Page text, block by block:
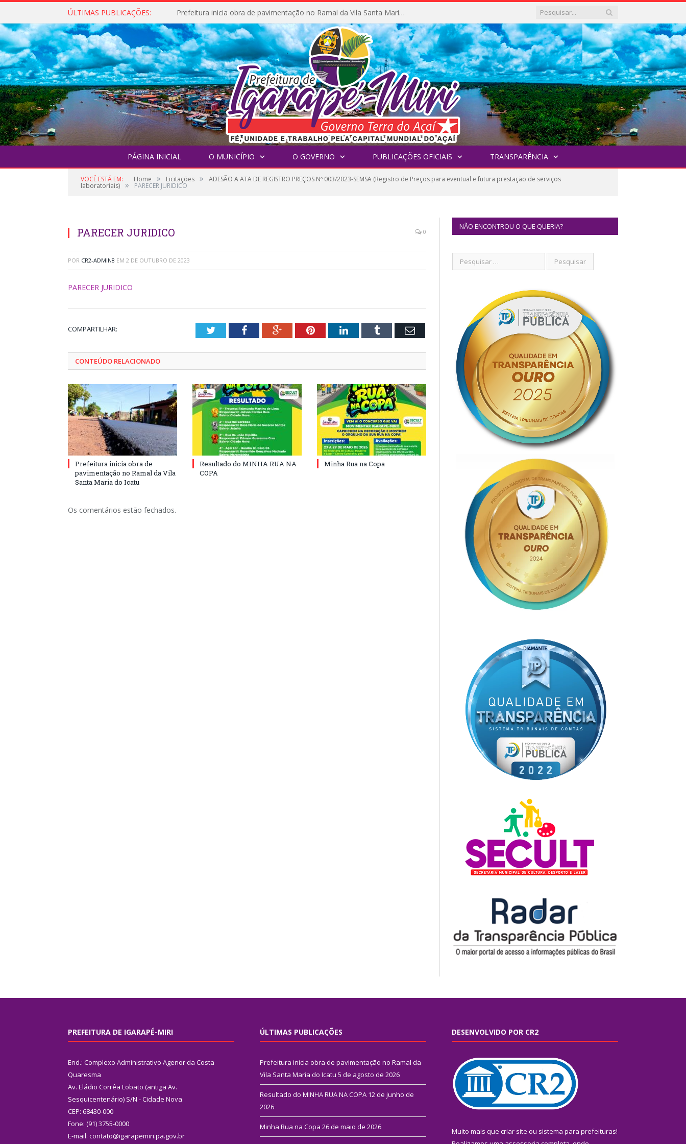
ÚLTIMAS PUBLICAÇÕES: Prefeitura inicia obra de pavimentação no Ramal da Vila Santa Maria do Icatu
PÁGINA INICIAL O MUNICÍPIO O GOVERNO PUBLICAÇÕES OFICIAIS TRANSPARÊNCIA
VOCÊ ESTÁ EM: Home » Licitações » ADESÃO A ATA DE REGISTRO PREÇOS Nº 003/2023-SEMSA (Registro de Preços para eventual e futura prestação de serviços
laboratoriais) » PARECER JURIDICO
PARECER JURIDICO 0
POR CR2-ADMIN8 EM 2 DE OUTUBRO DE 2023
PARECER JURIDICO
COMPARTILHAR: TwitterFacebookGoogle+PinterestLinkedInTumblr Email
CONTEÚDO RELACIONADO
Prefeitura inicia obra de
pavimentação no Ramal da Vila
Santa Maria do Icatu
Resultado do MINHA RUA NA
COPA
Minha Rua na Copa
Os comentários estão fechados.
NÃO ENCONTROU O QUE QUERIA?
PREFEITURA DE IGARAPÉ-MIRI
End.: Complexo Administrativo Agenor da Costa
Quaresma
Av. Eládio Corrêa Lobato (antiga Av.
Sesquicentenário) S/N - Cidade Nova
CEP: 68430-000
Fone: (91) 3755-0000
E-mail: contato@igarapemiri.pa.gov.br
ÚLTIMAS PUBLICAÇÕES
Prefeitura inicia obra de pavimentação no Ramal da
Vila Santa Maria do Icatu 5 de agosto de 2026
Resultado do MINHA RUA NA COPA 12 de junho de
2026
Minha Rua na Copa 26 de maio de 2026
DESENVOLVIDO POR CR2
Muito mais que criar site ou sistema para prefeituras!